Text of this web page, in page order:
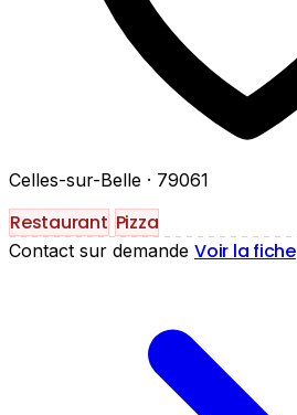
Celles-sur-Belle · 79061
Restaurant Pizza
Contact sur demande Voir la fiche